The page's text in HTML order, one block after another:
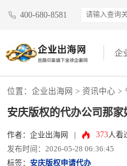
400-680-8581
企
位置： 企业出海网 > 资讯中心 >
安庆版权的代办公司那家
作者：企业出海网 373人看
发布时间：2026-05-28 06:36:45
标签： 安庆版权申请代办